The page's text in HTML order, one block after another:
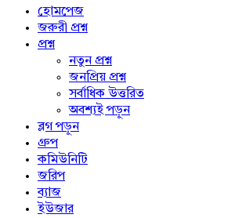
menu
হোমপেজ
জরুরী প্রশ্ন
প্রশ্ন
নতুন প্রশ্ন
জনপ্রিয় প্রশ্ন
সর্বাধিক উত্তরিত
অবশ্যই পড়ুন
ব্লগ পড়ুন
গ্রুপ
কমিউনিটি
জরিপ
ব্যাজ
ইউজার